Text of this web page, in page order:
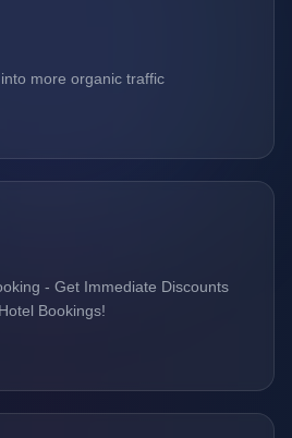
more organic traffic
- Get Immediate Discounts
Bookings!